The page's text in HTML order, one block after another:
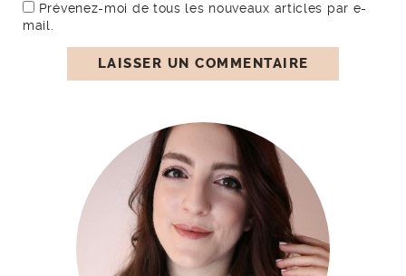
Prévenez-moi de tous les nouveaux articles par e-
mail.